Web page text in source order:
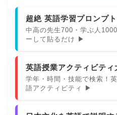
超絶 英語学習プロンプ
中高の先生700・学ぶ人
ーして貼るだけ ▶
英語授業アクティビティ
学年・時間・技能で検索！
語アクティビティ ▶